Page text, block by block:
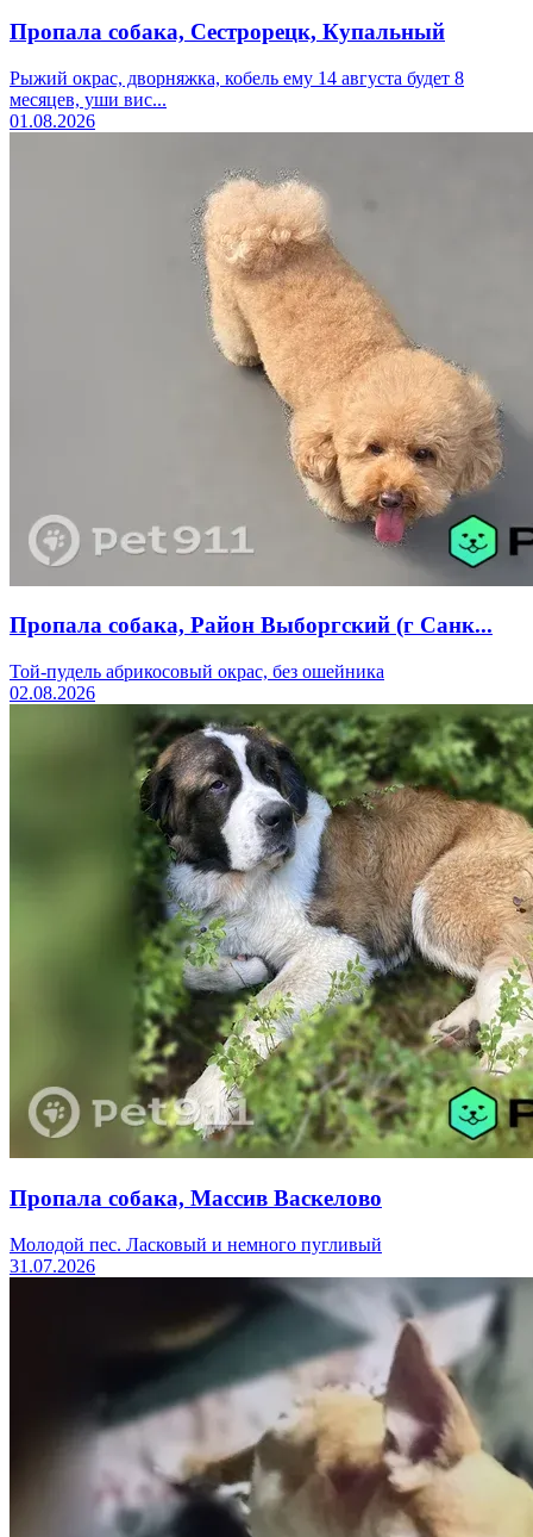
Пропала собака, Сестрорецк, Купальный
Рыжий окрас, дворняжка, кобель ему 14 августа будет 8
месяцев, уши вис...
01.08.2026
Пропала собака, Район Выборгский (г Санк...
Той-пудель абрикосовый окрас, без ошейника
02.08.2026
Пропала собака, Массив Васкелово
Молодой пес. Ласковый и немного пугливый
31.07.2026